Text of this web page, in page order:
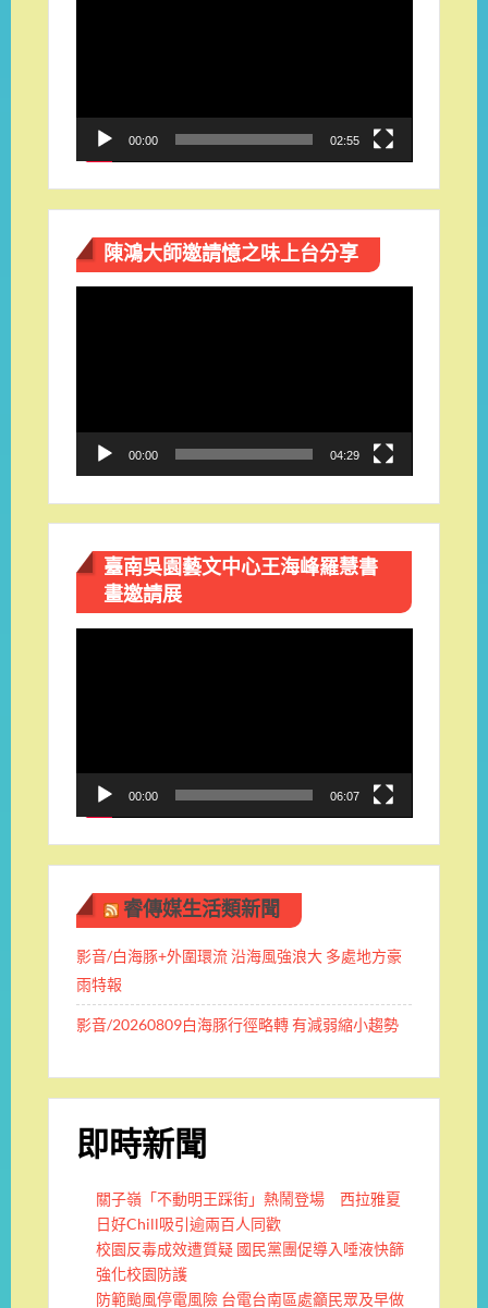
00:00 02:55
陳鴻大師邀請憶之味上台分享
00:00 04:29
臺南吳園藝文中心王海峰羅慧書
畫邀請展
00:00 06:07
睿傳媒生活類新聞
影音/白海豚+外圍環流 沿海風強浪大 多處地方豪
雨特報
影音/20260809白海豚行徑略轉 有減弱縮小趨勢
即時新聞
關子嶺「不動明王踩街」熱鬧登場 西拉雅夏
日好Chill吸引逾兩百人同歡
校園反毒成效遭質疑 國民黨團促導入唾液快篩
強化校園防護
防範颱風停電風險 台電台南區處籲民眾及早做